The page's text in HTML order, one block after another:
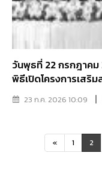
วันพุธที่ 22 กรกฎาค
พิธีเปิดโครงการเสริ
และวินัยทางการเงิน เพื่อเทิดพระเกียรติสมเด็จพระเจ้าลูกเธอ
เจ้าฟ้าพัชรกิติยาภาฯ
23 ก.ค. 2026 10:09
« 1 2